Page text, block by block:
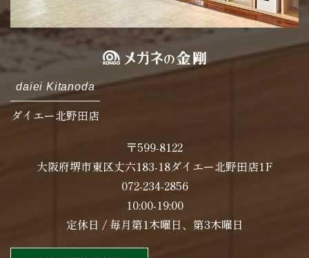
daiei Kitanoda
ダイエー北野田店
〒599-8122
大阪府堺市東区丈六183-18ダイエー北野田店1F
072-234-2856
10:00-19:00
定休日 / 毎月第1木曜日、第3木曜日